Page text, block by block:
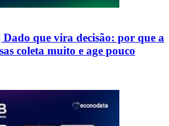
que vira decisão: por que a
coleta muito e age pouco